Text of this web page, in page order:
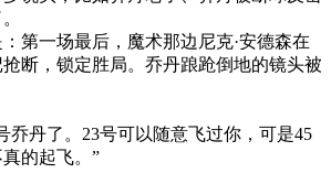
第一场最后，魔术那边尼克·安德森在
断，锁定胜局。乔丹踉跄倒地的镜头被
乔丹了。23号可以随意飞过你，可是45
的起飞。”